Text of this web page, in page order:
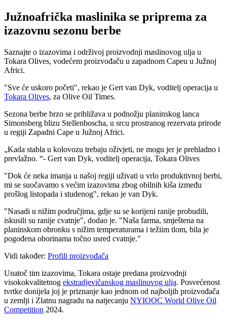
Južnoafrička maslinika se priprema za
izazovnu sezonu berbe
Saznajte o izazovima i održivoj proizvodnji maslinovog ulja u
Tokara Olives, vodećem proizvođaču u zapadnom Capeu u Južnoj
Africi.
"Sve će uskoro početi", rekao je Gert van Dyk, voditelj operacija u
Tokara Olives, za Olive Oil Times.
Sezona berbe brzo se približava u podnožju planinskog lanca
Simonsberg blizu Stellenboscha, u srcu prostranog rezervata prirode
u regiji Zapadni Cape u Južnoj Africi.
Kada stabla u kolovozu trebaju oživjeti, ne mogu jer je prehladno i
prevlažno.
- Gert van Dyk, voditelj operacija, Tokara Olives
"Dok će neka imanja u našoj regiji uživati u vrlo produktivnoj berbi,
mi se suočavamo s većim izazovima zbog obilnih kiša između
prošlog listopada i studenog", rekao je van Dyk.
"Nasadi u nižim područjima, gdje su se korijeni ranije probudili,
iskusili su ranije cvatnje", dodao je. "Naša farma, smještena na
planinskom obronku s nižim temperaturama i težiim tlom, bila je
pogođena oborinama točno usred cvatnje."
Vidi također: Profili proizvođača
Unatoč tim izazovima, Tokara ostaje predana proizvodnji
visokokvalitetnog ekstradjevičanskog maslinovog ulja. Posvećenost
tvrtke donijela joj je priznanje kao jednom od najboljih proizvođača
u zemlji i Zlatnu nagradu na natjecanju NYIOOC World Olive Oil
Competition 2024.